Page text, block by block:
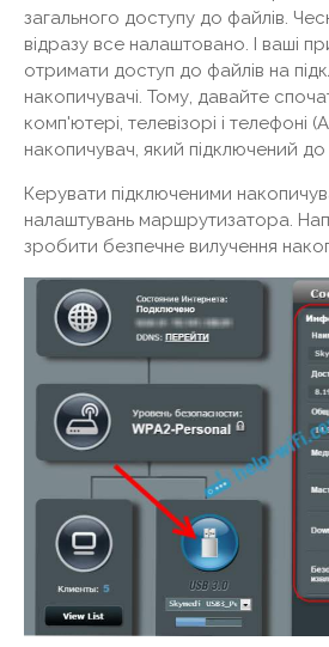
загального доступу до файлів.
відразу все налаштовано. І ваші
отримати доступ до файлів на
накопичувачі. Тому, давайте
комп'ютері, телевізорі і телефоні
накопичувач, який підключений
Керувати підключеними
налаштувань маршрутизатора.
зробити безпечне вилучення